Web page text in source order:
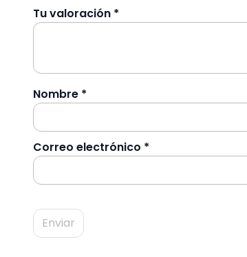
Tu valoración *
Nombre *
Correo electrónico *